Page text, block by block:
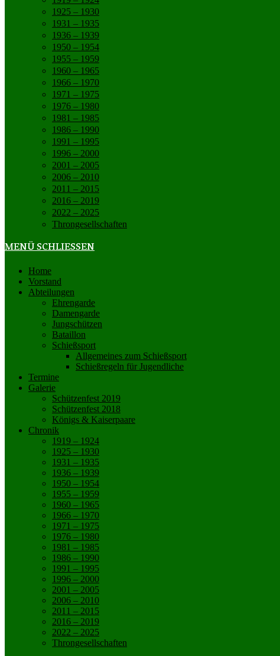
1925 – 1930
1931 – 1935
1936 – 1939
1950 – 1954
1955 – 1959
1960 – 1965
1966 – 1970
1971 – 1975
1976 – 1980
1981 – 1985
1986 – 1990
1991 – 1995
1996 – 2000
2001 – 2005
2006 – 2010
2011 – 2015
2016 – 2019
2022 – 2025
Throngesellschaften
MENÜSCHLIESSEN
Home
Vorstand
Abteilungen
Ehrengarde
Damengarde
Jungschützen
Bataillon
Schießsport
Allgemeines zum Schießsport
Schießregeln für Jugendliche
Termine
Galerie
Schützenfest 2019
Schützenfest 2018
Königs & Kaiserpaare
Chronik
1919 – 1924
1925 – 1930
1931 – 1935
1936 – 1939
1950 – 1954
1955 – 1959
1960 – 1965
1966 – 1970
1971 – 1975
1976 – 1980
1981 – 1985
1986 – 1990
1991 – 1995
1996 – 2000
2001 – 2005
2006 – 2010
2011 – 2015
2016 – 2019
2022 – 2025
Throngesellschaften